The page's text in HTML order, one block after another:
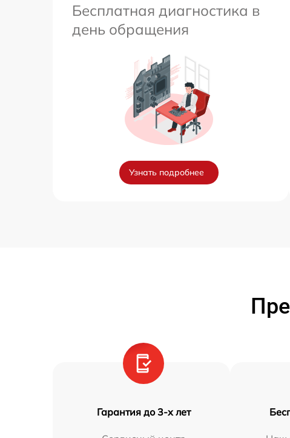
Бесплатная диагностика в
день обращения
Узнать подробнее
Гарантия до 3-х лет